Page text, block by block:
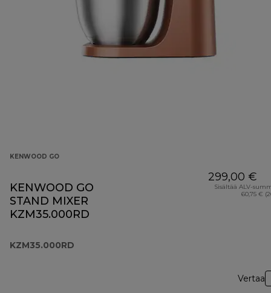
KENWOOD GO
KENWOOD GO
STAND MIXER
KZM35.000RD
KZM35.000RD
299,00 €
Sisältää ALV-
60,75 €
Vertaa